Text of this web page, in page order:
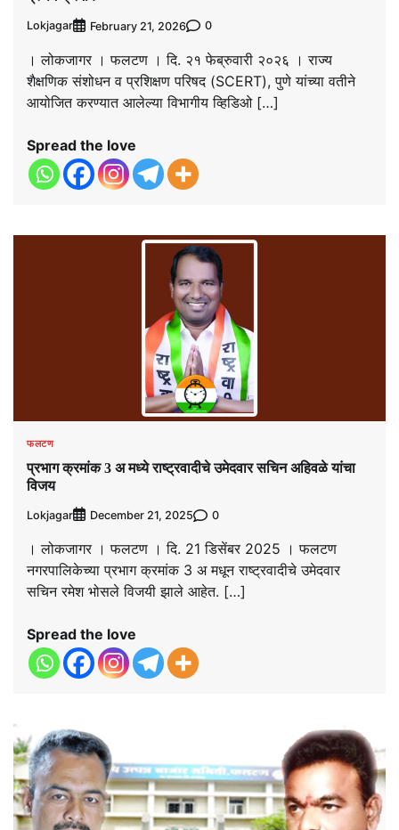
Lokjagar February 21, 2026 0
। लोकजागर । फलटण । दि. २१ फेब्रुवारी २०२६ । राज्य
शैक्षणिक संशोधन व प्रशिक्षण परिषद (SCERT), पुणे यांच्या वतीने
आयोजित करण्यात आलेल्या विभागीय व्हिडिओ […]
Spread the love
फलटण
प्रभाग क्रमांक 3 अ मध्ये राष्ट्रवादीचे उमेदवार सचिन अहिवळे यांचा
विजय
Lokjagar December 21, 2025 0
। लोकजागर । फलटण । दि. 21 डिसेंबर 2025 । फलटण
नगरपालिकेच्या प्रभाग क्रमांक 3 अ मधून राष्ट्रवादीचे उमेदवार
सचिन रमेश भोसले विजयी झाले आहेत. […]
Spread the love